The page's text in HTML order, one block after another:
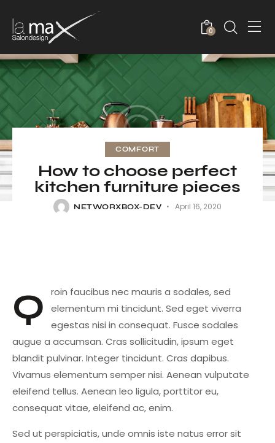
0
COMFORT
How to choose perfect
kitchen furniture pieces
NETWORXBOX-DEV April 16, 2020
Qroin faucibus nec mauris a sodales, sed
elementum mi tincidunt. Sed eget viverra
egestas nisi in consequat. Fusce sodales
augue a accumsan. Cras sollicitudin, ipsum eget
blandit pulvinar. Integer tincidunt. Cras dapibus.
Vivamus elementum semper nisi. Aenean vulputate
eleifend tellus. Aenean leo ligula, porttitor eu,
consequat vitae, eleifend ac, enim.
Sed ut perspiciatis, unde omnis iste natus error sit